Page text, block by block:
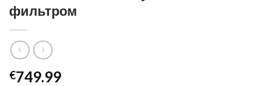
фильтром
€749.99